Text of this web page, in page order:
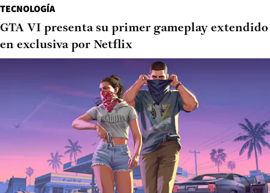
TECNOLOGÍA
GTA VI presenta su primer gameplay extendido
en exclusiva por Netflix